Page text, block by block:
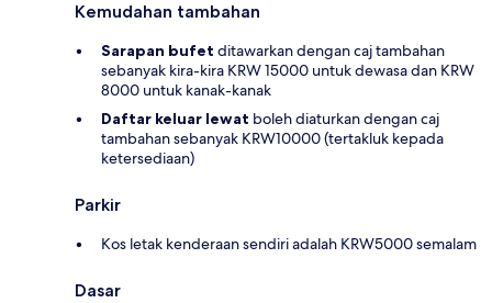
Kemudahan tambahan
Sarapan bufet ditawarkan dengan caj tambahan
sebanyak kira-kira KRW 15000 untuk dewasa dan KRW
8000 untuk kanak-kanak
Daftar keluar lewat boleh diaturkan dengan caj
tambahan sebanyak KRW10000 (tertakluk kepada
ketersediaan)
Parkir
Kos letak kenderaan sendiri adalah KRW5000 semalam
Dasar